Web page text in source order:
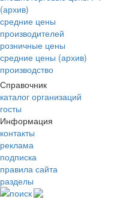
(архив)
средние цены
производителей
розничные цены
средние цены (архив)
производство
Справочник
каталог организаций
госты
Информация
контакты
реклама
подписка
правила сайта
разделы
поиск